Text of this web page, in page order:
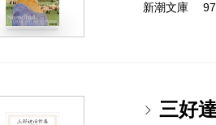
新潮文庫
三好